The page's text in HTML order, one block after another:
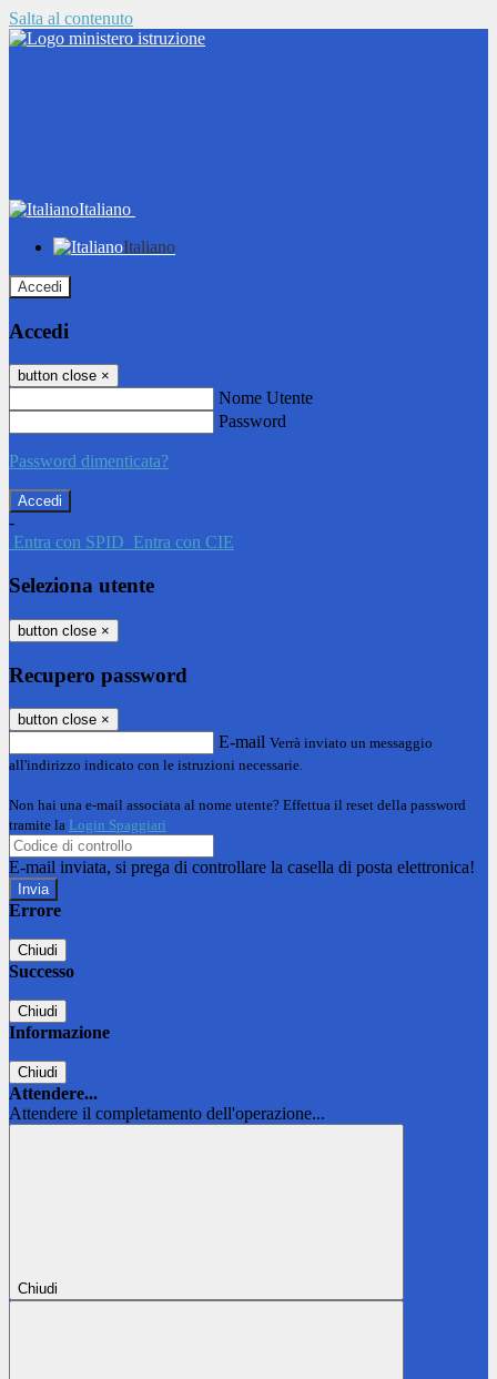
Salta al contenuto
Italiano
Italiano
Accedi
Accedi
button close ×
Nome Utente
Password
Password dimenticata?
-
Entra con SPID Entra con CIE
Seleziona utente
button close ×
Recupero password
button close ×
E-mail Verrà inviato un messaggio
all'indirizzo indicato con le istruzioni necessarie.
Non hai una e-mail associata al nome utente? Effettua il reset della password
tramite la Login Spaggiari
E-mail inviata, si prega di controllare la casella di posta elettronica!
Errore
Chiudi
Successo
Chiudi
Informazione
Chiudi
Attendere...
Attendere il completamento dell'operazione...
Chiudi